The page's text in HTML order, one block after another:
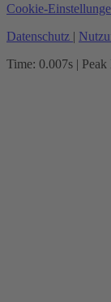
Cookie-
Datenschutz |
Time: 0.007s |